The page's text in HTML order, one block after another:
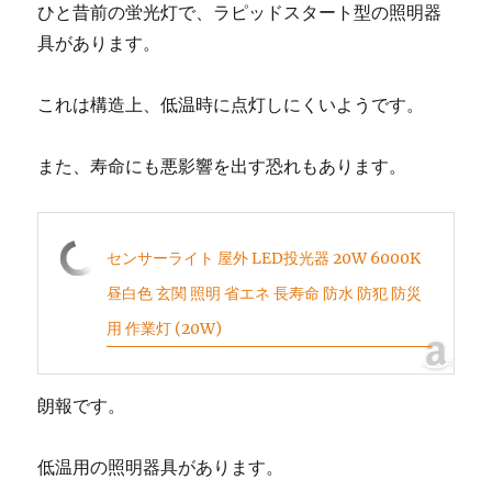
ひと昔前の蛍光灯で、ラピッドスタート型の照明器
具があります。
これは構造上、低温時に点灯しにくいようです。
また、寿命にも悪影響を出す恐れもあります。
センサーライト 屋外 LED投光器 20W 6000K
昼白色 玄関 照明 省エネ 長寿命 防水 防犯 防災
用 作業灯 (20W)
朗報です。
低温用の照明器具があります。